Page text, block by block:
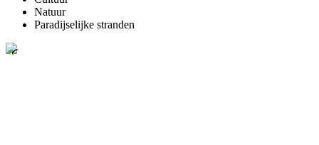
Natuur
Paradijselijke stranden